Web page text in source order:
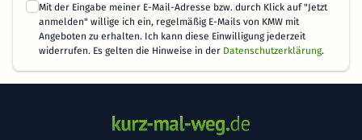
Mit der Eingabe meiner E-Mail-Adresse bzw. durch Klick auf "Jetzt
anmelden" willige ich ein, regelmäßig E-Mails von KMW mit
Angeboten zu erhalten. Ich kann diese Einwilligung jederzeit
widerrufen. Es gelten die Hinweise in der Datenschutzerklärung.